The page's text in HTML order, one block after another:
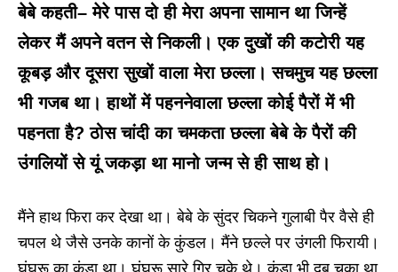
बेबे कहती– मेरे पास दो ही मेरा अपना सामान था जिन्हें
लेकर मैं अपने वतन से निकली। एक दुखों की कटोरी यह
कूबड़ और दूसरा सुखों वाला मेरा छल्ला। सचमुच यह छल्ला
भी गजब था। हाथों में पहननेवाला छल्ला कोई पैरों में भी
पहनता है? ठोस चांदी का चमकता छल्ला बेबे के पैरों की
उंगलियों से यूं जकड़ा था मानो जन्म से ही साथ हो।
मैंने हाथ फिरा कर देखा था। बेबे के सुंदर चिकने गुलाबी पैर वैसे ही
चपल थे जैसे उनके कानों के कुंडल। मैंने छल्ले पर उंगली फिरायी।